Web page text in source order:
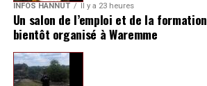
INFOS HANNUT Il y a 23 heures
Un salon de l’emploi et de la formation
bientôt organisé à Waremme